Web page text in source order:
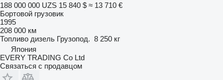
188 000 000 UZS 15 840 $ ≈ 13 710 €
Бортовой грузовик
1995
208 000 км
Топливо дизель Грузопод. 8 250 кг
Япония
EVERY TRADING Co Ltd
Связаться с продавцом